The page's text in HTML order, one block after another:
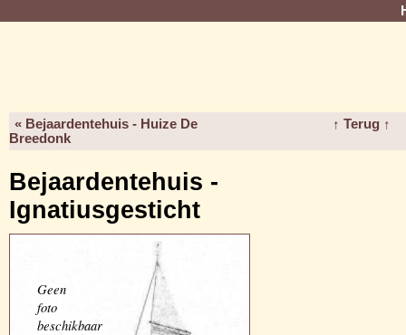
« Bejaardentehuis - Huize De
Breedonk
↑ Terug ↑
Bejaardentehuis -
Ignatiusgesticht
Geen
foto
beschikbaar